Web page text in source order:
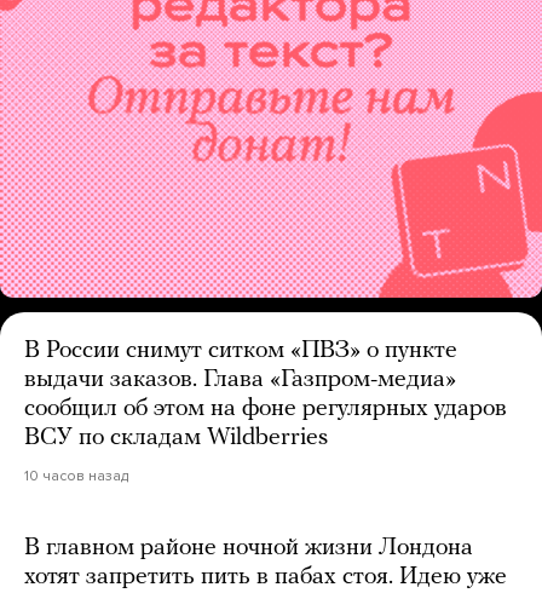
В России снимут ситком «ПВЗ» о пункте
выдачи заказов. Глава «Газпром-медиа»
сообщил об этом на фоне регулярных ударов
ВСУ по складам Wildberries
10 часов назад
В главном районе ночной жизни Лондона
хотят запретить пить в пабах стоя. Идею уже